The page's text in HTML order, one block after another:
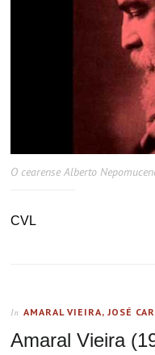
O cearense Alberto
CVL
In AMARAL VIEIRA, JOSÉ
Amaral Vieira